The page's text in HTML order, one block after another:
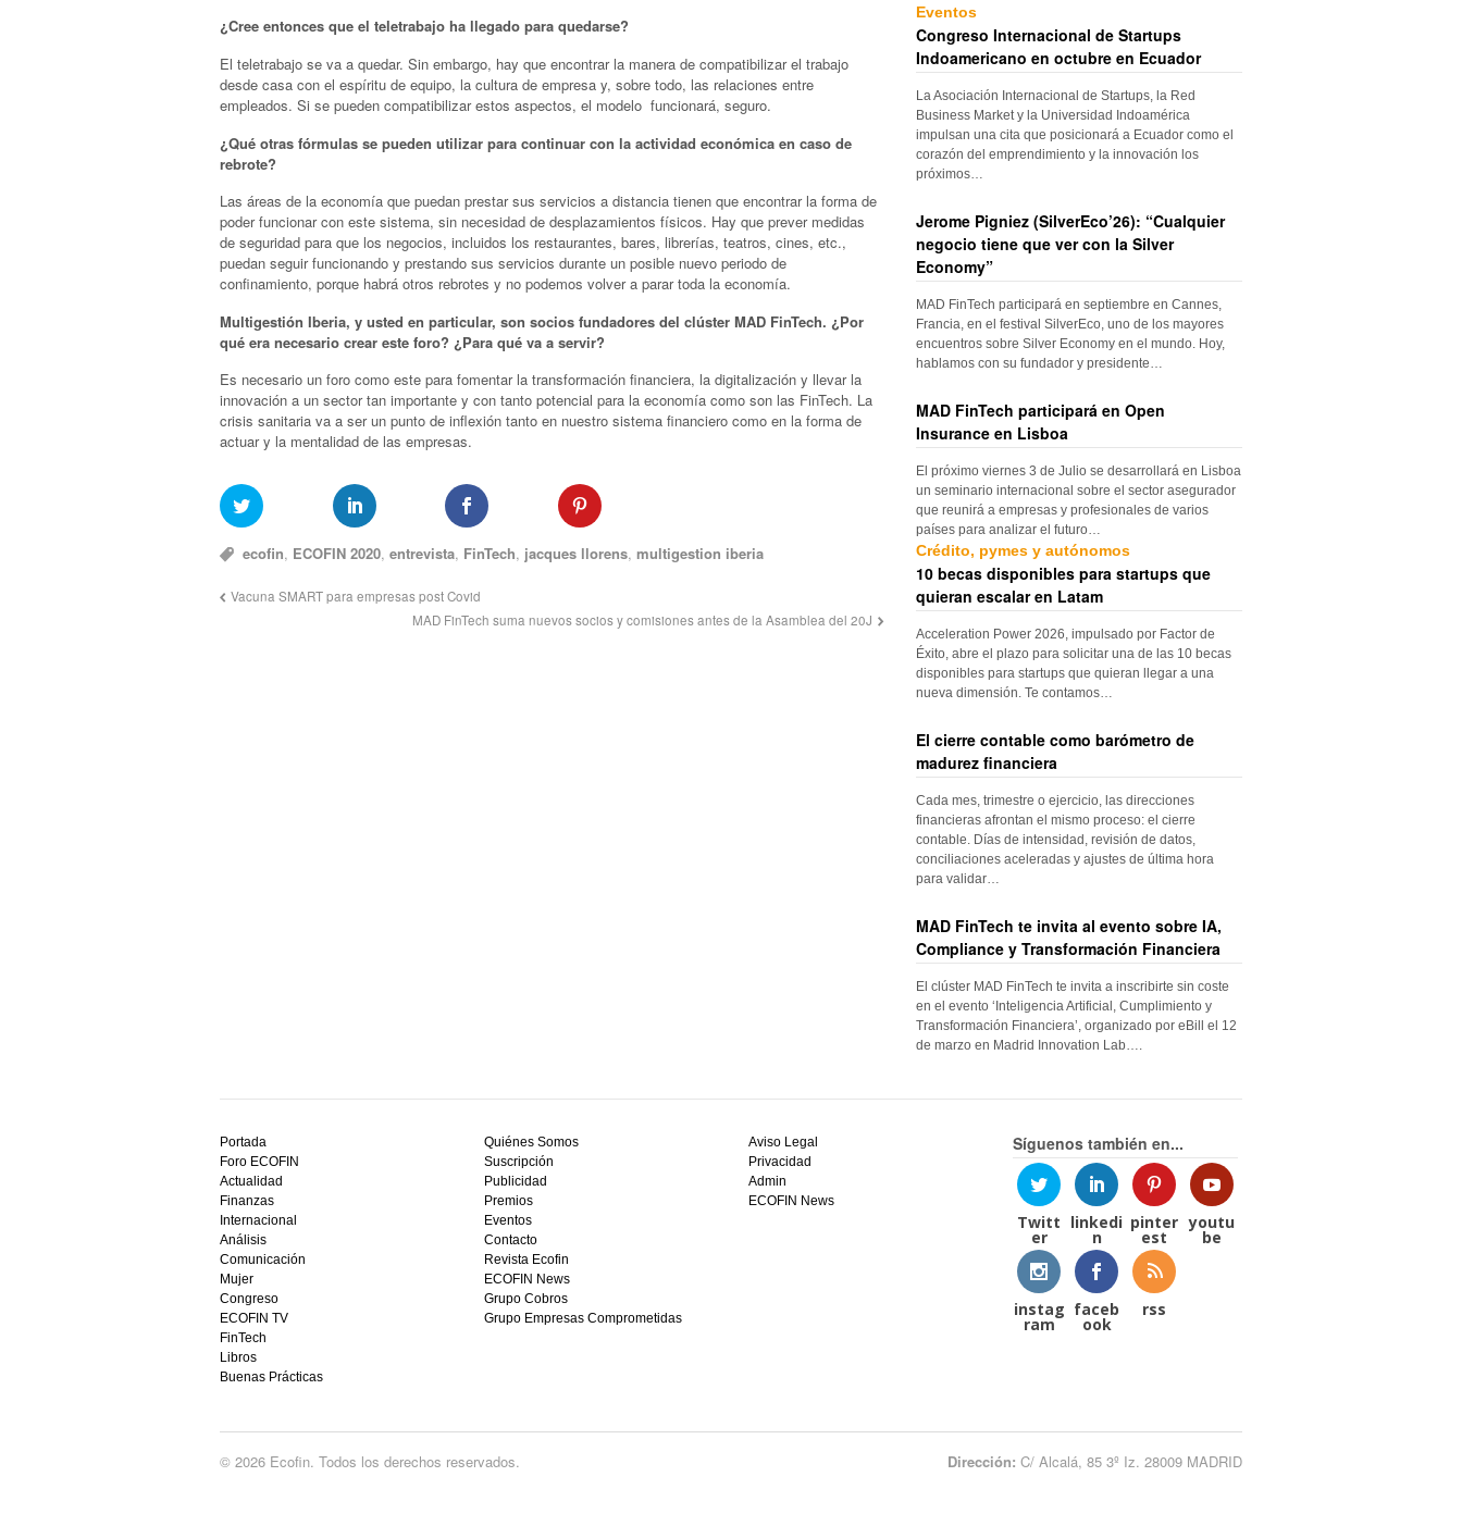
¿Cree entonces que el teletrabajo ha llegado para quedarse?
El teletrabajo se va a quedar. Sin embargo, hay que encontrar la manera de compatibilizar el trabajo
desde casa con el espíritu de equipo, la cultura de empresa y, sobre todo, las relaciones entre
empleados. Si se pueden compatibilizar estos aspectos, el modelo funcionará, seguro.
¿Qué otras fórmulas se pueden utilizar para continuar con la actividad económica en caso de
rebrote?
Las áreas de la economía que puedan prestar sus servicios a distancia tienen que encontrar la forma de
poder funcionar con este sistema, sin necesidad de desplazamientos físicos. Hay que prever medidas
de seguridad para que los negocios, incluidos los restaurantes, bares, librerías, teatros, cines, etc.,
puedan seguir funcionando y prestando sus servicios durante un posible nuevo periodo de
confinamiento, porque habrá otros rebrotes y no podemos volver a parar toda la economía.
Multigestión Iberia, y usted en particular, son socios fundadores del clúster MAD FinTech. ¿Por
qué era necesario crear este foro? ¿Para qué va a servir?
Es necesario un foro como este para fomentar la transformación financiera, la digitalización y llevar la
innovación a un sector tan importante y con tanto potencial para la economía como son las FinTech. La
crisis sanitaria va a ser un punto de inflexión tanto en nuestro sistema financiero como en la forma de
actuar y la mentalidad de las empresas.
ecofin, ECOFIN 2020,entrevista, FinTech, jacques llorens,multigestion iberia
Vacuna SMART para empresas post Covid
MAD FinTech suma nuevos socios y comisiones antes de la Asamblea del 20J
Eventos
Congreso Internacional de Startups
Indoamericano en octubre en Ecuador
La Asociación Internacional de Startups, la Red
Business Market y la Universidad Indoamérica
impulsan una cita que posicionará a Ecuador como el
corazón del emprendimiento y la innovación los
próximos…
Jerome Pigniez (SilverEco’26): “Cualquier
negocio tiene que ver con la Silver
Economy”
MAD FinTech participará en septiembre en Cannes,
Francia, en el festival SilverEco, uno de los mayores
encuentros sobre Silver Economy en el mundo. Hoy,
hablamos con su fundador y presidente…
MAD FinTech participará en Open
Insurance en Lisboa
El próximo viernes 3 de Julio se desarrollará en Lisboa
un seminario internacional sobre el sector asegurador
que reunirá a empresas y profesionales de varios
países para analizar el futuro…
Crédito, pymes y autónomos
10 becas disponibles para startups que
quieran escalar en Latam
Acceleration Power 2026, impulsado por Factor de
Éxito, abre el plazo para solicitar una de las 10 becas
disponibles para startups que quieran llegar a una
nueva dimensión. Te contamos…
El cierre contable como barómetro de
madurez financiera
Cada mes, trimestre o ejercicio, las direcciones
financieras afrontan el mismo proceso: el cierre
contable. Días de intensidad, revisión de datos,
conciliaciones aceleradas y ajustes de última hora
para validar…
MAD FinTech te invita al evento sobre IA,
Compliance y Transformación Financiera
El clúster MAD FinTech te invita a inscribirte sin coste
en el evento ‘Inteligencia Artificial, Cumplimiento y
Transformación Financiera’, organizado por eBill el 12
de marzo en Madrid Innovation Lab….
mejor
bono
sin
depósito
casino
en
España,
visita
este
sitio
restaurantedonmauro.es
y
ganar
hoy
Portada
Foro ECOFIN
Actualidad
Finanzas
Internacional
Análisis
Comunicación
Mujer
Congreso
ECOFIN TV
FinTech
Libros
Buenas Prácticas
Quiénes Somos
Suscripción
Publicidad
Premios
Eventos
Contacto
Revista Ecofin
ECOFIN News
Grupo Cobros
Grupo Empresas Comprometidas
Aviso Legal
Privacidad
Admin
ECOFIN News
Síguenos también en...
Twitt
er
linkedi
n
pinter
est
youtu
be
instag
ram
faceb
ook
rss
© 2026 Ecofin. Todos los derechos reservados. Dirección: C/ Alcalá, 85 3º Iz. 28009 MADRID